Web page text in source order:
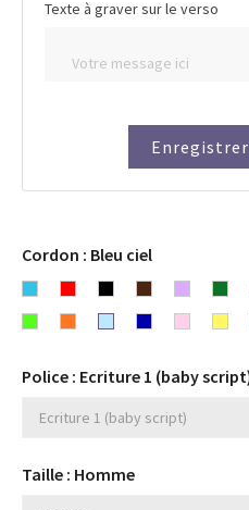
Texte à graver sur le verso
Cordon : Bleu ciel
Bleu
turquoise
RougeNoir ChocolatLavande
Vert
Fluo
Fluo
Bleu
Bleu
Rose
Police : Ecriture 1 (baby
Taille : Homme